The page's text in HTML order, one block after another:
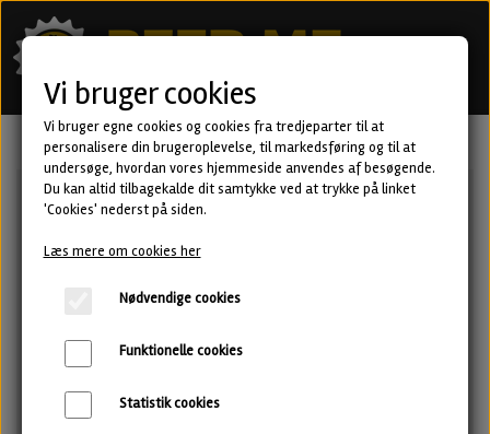
Vi bruger cookies
Vi bruger egne cookies og cookies fra tredjeparter til at
personalisere din brugeroplevelse, til markedsføring og til at
undersøge, hvordan vores hjemmeside anvendes af besøgende.
Du kan altid tilbagekalde dit samtykke ved at trykke på linket
'Cookies' nederst på siden.
Læs mere om cookies her
Nødvendige cookies
Funktionelle cookies
Statistik cookies